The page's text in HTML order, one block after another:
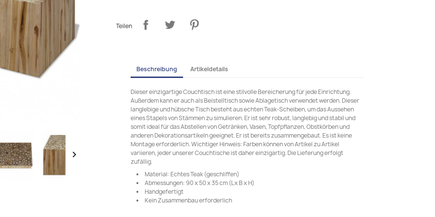

Teilen
Beschreibung Artikeldetails
Dieser einzigartige Couchtisch ist eine stilvolle Bereicherung für jede Einrichtung.
Außerdem kann er auch als Beistelltisch sowie Ablagetisch verwendet werden. Dieser
langlebige und hübsche Tisch besteht aus echten Teak-Scheiben, um das Aussehen
eines Stapels von Stämmen zu simulieren. Er ist sehr robust, langlebig und stabil und
somit ideal für das Abstellen von Getränken, Vasen, Topfpflanzen, Obstkörben und
anderen Dekorationsartikeln geeignet. Er ist bereits zusammengebaut. Es ist keine
Montage erforderlich. Wichtiger Hinweis: Farben können von Artikel zu Artikel
variieren, jeder unserer Couchtische ist daher einzigartig. Die Lieferung erfolgt
zufällig.
Material: Echtes Teak (geschliffen)
Abmessungen: 90 x 50 x 35 cm (L x B x H)
Handgefertigt
Kein Zusammenbau erforderlich